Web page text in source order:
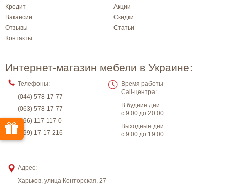
Кредит
Акции
Вакансии
Скидки
Отзывы
Статьи
Контакты
Интернет-магазин мебели в Украине:
Телефоны:
(044) 578-17-77
(063) 578-17-77
(096) 117-117-0
(099) 17-17-216
Время работы
Call-центра:
В будние дни:
с 9.00 до 20.00
Выходные дни:
с 9.00 до 19.00
Адрес:
Харьков, улица Конторская, 27